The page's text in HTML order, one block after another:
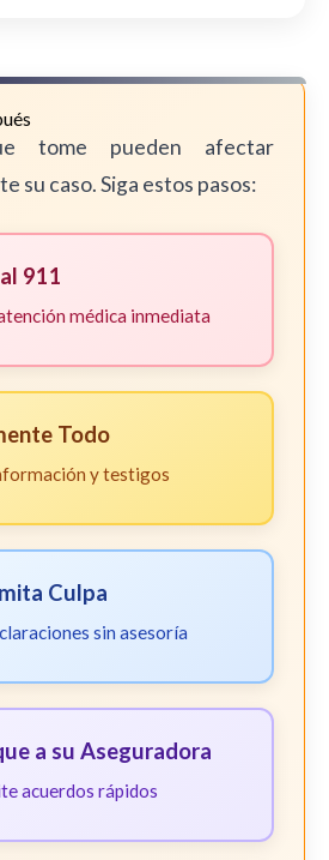
tome pueden afectar
su caso. Siga estos pasos:
911
médica inmediata
Todo
y testigos
Culpa
sin asesoría
a su Aseguradora
acuerdos rápidos